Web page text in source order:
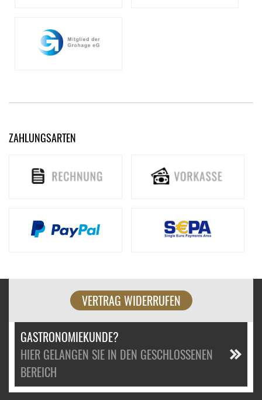
ZAHLUNGSARTEN
VERTRAG WIDERRUFEN
GASTRONOMIEKUNDE?
HIER GELANGEN SIE IN DEN GESCHLOSSENEN
BEREICH